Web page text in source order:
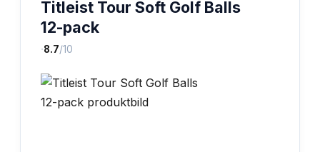
Titleist Tour Soft Golf Balls
12-pack
·8.7/10